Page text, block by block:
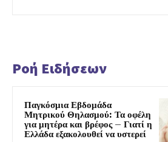
Ροή Ειδήσεων
Παγκόσμια Εβδομάδα
Μητρικού Θηλασμού: Τα οφέλη
για μητέρα και βρέφος – Γιατί η
Ελλάδα εξακολουθεί να υστερεί